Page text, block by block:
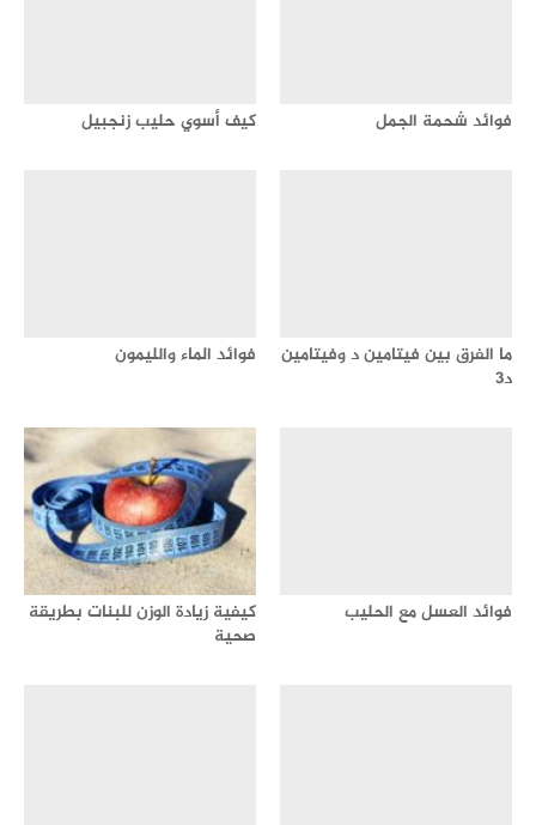
فوائد شحمة الجمل كيف أسوي حليب زنجبيل
ما الفرق بين فيتامين د وفيتامين
د3
فوائد الماء والليمون
فوائد العسل مع الحليب
كيفية زيادة الوزن للبنات بطريقة
صحية